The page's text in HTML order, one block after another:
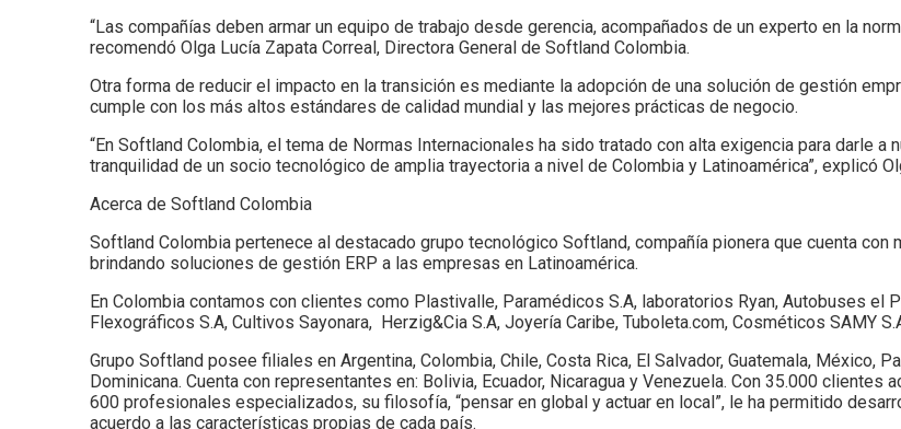
“Las compañías deben armar un equipo de trabajo desde gerencia, acompañados de un experto en la
recomendó Olga Lucía Zapata Correal, Directora General de Softland Colombia.
Otra forma de reducir el impacto en la transición es mediante la adopción de una solución de gestión
cumple con los más altos estándares de calidad mundial y las mejores prácticas de negocio.
“En Softland Colombia, el tema de Normas Internacionales ha sido tratado con alta exigencia para darle a
tranquilidad de un socio tecnológico de amplia trayectoria a nivel de Colombia y Latinoamérica”, explicó
Acerca de Softland Colombia
Softland Colombia pertenece al destacado grupo tecnológico Softland, compañía pionera que cuenta con
brindando soluciones de gestión ERP a las empresas en Latinoamérica.
En Colombia contamos con clientes como Plastivalle, Paramédicos S.A, laboratorios Ryan, Autobuses el
Flexográficos S.A, Cultivos Sayonara, Herzig&Cia S.A, Joyería Caribe, Tuboleta.com, Cosméticos SAMY
Grupo Softland posee filiales en Argentina, Colombia, Chile, Costa Rica, El Salvador, Guatemala, México,
Dominicana. Cuenta con representantes en: Bolivia, Ecuador, Nicaragua y Venezuela. Con 35.000 clientes
600 profesionales especializados, su filosofía, “pensar en global y actuar en local”, le ha permitido
acuerdo a las características propias de cada país.